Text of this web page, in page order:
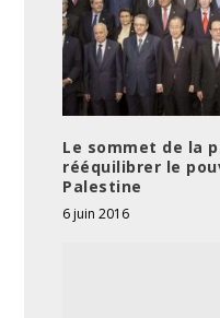
Le sommet de la
rééquilibrer le
Palestine
6 juin 2016